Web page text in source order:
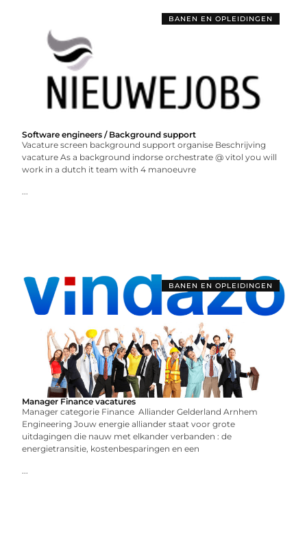
BANEN EN OPLEIDINGEN
Software engineers / Background support
Vacature screen background support organise Beschrijving
vacature As a background indorse orchestrate @ vitol you will
work in a dutch it team with 4 manoeuvre
...
BANEN EN OPLEIDINGEN
Manager Finance vacatures
Manager categorie Finance Alliander Gelderland Arnhem
Engineering Jouw energie alliander staat voor grote
uitdagingen die nauw met elkander verbanden : de
energietransitie, kostenbesparingen en een
...